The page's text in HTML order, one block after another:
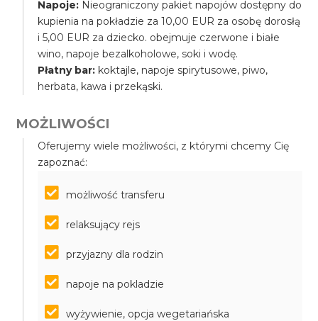
Napoje: Nieograniczony pakiet napojów dostępny do
kupienia na pokładzie za 10,00 EUR za osobę dorosłą
i 5,00 EUR za dziecko. obejmuje czerwone i białe
wino, napoje bezalkoholowe, soki i wodę.
Płatny bar: koktajle, napoje spirytusowe, piwo,
herbata, kawa i przekąski.
MOŻLIWOŚCI
Oferujemy wiele możliwości, z którymi chcemy Cię
zapoznać:
możliwość transferu
relaksujący rejs
przyjazny dla rodzin
napoje na pokladzie
wyżywienie, opcja wegetariańska